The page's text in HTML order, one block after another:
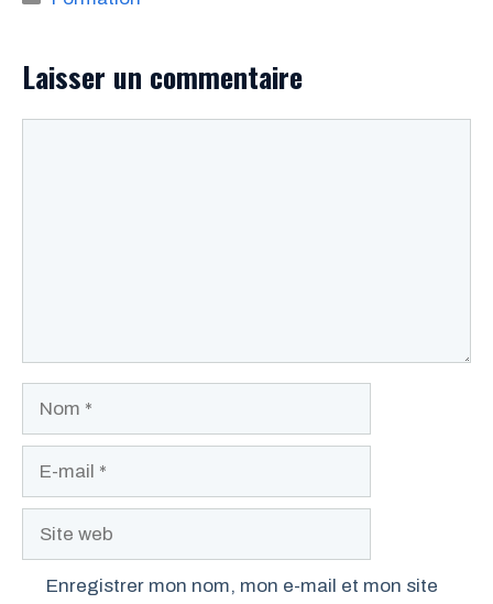
Laisser un commentaire
Site
Enregistrer mon nom, mon e-mail et mon site